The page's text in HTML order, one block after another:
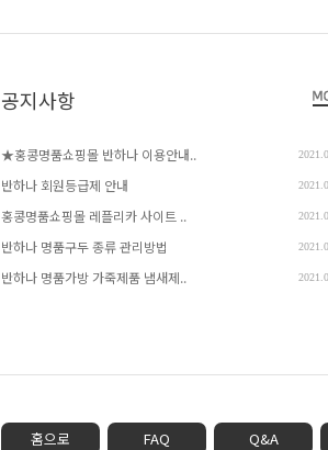
공지사항
★홍콩명품쇼핑몰 반하나 이용안내..
반하나 회원등급제 안내
홍콩명품쇼핑몰 레플리카 사이트 ..
반하나 명품구두 종류 관리방법
반하나 명품가방 가죽제품 냄새제..
홈으로 FAQ Q&A